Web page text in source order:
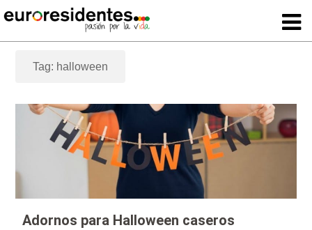
Tag: halloween
Adornos para Halloween caseros